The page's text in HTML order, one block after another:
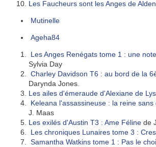
Les Faucheurs sont les Anges de
Mutinelle
Ageha84
Les Anges Renégats tome 1 : une
Sylvia Day
Charley Davidson T6 : au bord de la
Darynda Jones.
Les ailes d'émeraude d'Alexiane de Lys
Keleana l'assassineuse : la reine sans
J. Maas
Les exilés d'Austin T3 : Ame Féline de
Les chroniques Lunaires tome 3 :
Samantha Watkins tome 1 : Pas le